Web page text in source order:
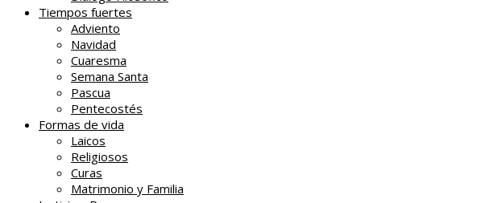
Tiempos fuertes
Adviento
Navidad
Cuaresma
Semana Santa
Pascua
Pentecostés
Formas de vida
Laicos
Religiosos
Curas
Matrimonio y Familia